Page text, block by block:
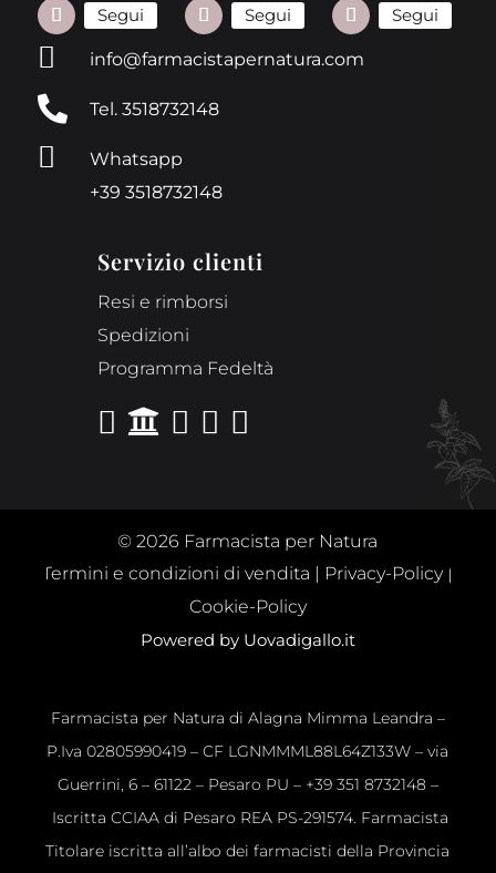
Segui Segui Segui
 info@farmacistapernatura.com
 Tel. 3518732148

Whatsapp
+39 3518732148
Servizio clienti
Resi e rimborsi
Spedizioni
Programma Fedeltà
    
© 2026 Farmacista per Natura
Termini e condizioni di vendita
Privacy-Policy|
Cookie-Policy
Powered by Uovadigallo.it
Farmacista per Natura di Alagna Mimma Leandra –
P.Iva 02805990419 – CF LGNMMML88L64Z133W – via
Guerrini, 6 – 61122 – Pesaro PU – +39 351 8732148 –
Iscritta CCIAA di Pesaro REA PS-291574. Farmacista
Titolare iscritta all’albo dei farmacisti della Provincia